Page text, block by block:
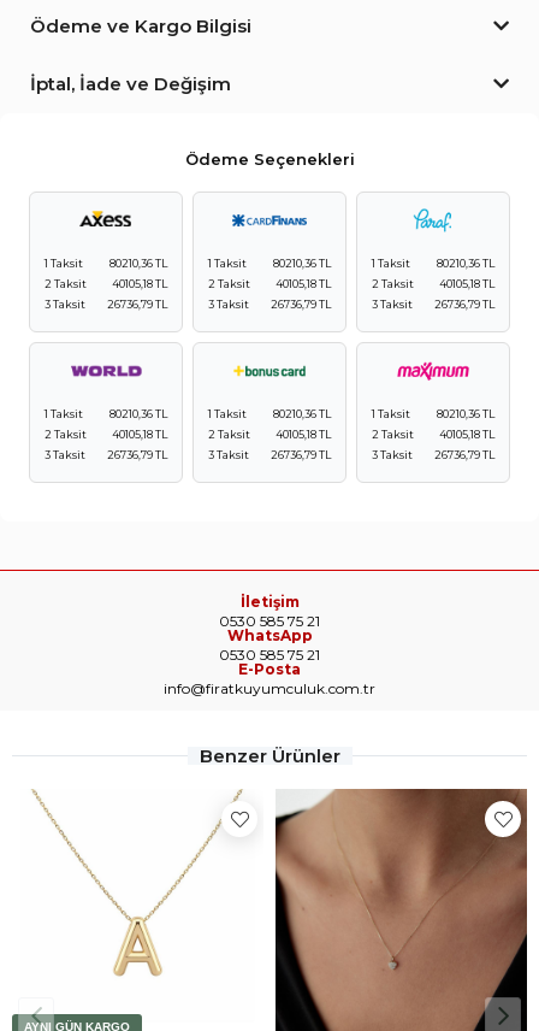
Ödeme ve Kargo Bilgisi
İptal, İade ve Değişim
Ödeme Seçenekleri
1 Taksit
80210,36 TL
2 Taksit
40105,18 TL
3 Taksit
26736,79 TL
1 Taksit
80210,36 TL
2 Taksit
40105,18 TL
3 Taksit
26736,79 TL
1 Taksit
80210,36 TL
2 Taksit
40105,18 TL
3 Taksit
26736,79 TL
1 Taksit
80210,36 TL
2 Taksit
40105,18 TL
3 Taksit
26736,79 TL
1 Taksit
80210,36 TL
2 Taksit
40105,18 TL
3 Taksit
26736,79 TL
1 Taksit
80210,36 TL
2 Taksit
40105,18 TL
3 Taksit
26736,79 TL
İletişim
0530 585 75 21
WhatsApp
0530 585 75 21
E-Posta
info@firatkuyumculuk.com.tr
Benzer Ürünler